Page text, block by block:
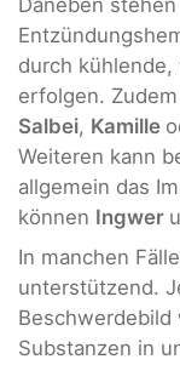
durch kühlende,
erfolgen.
Salbei, Kamille
Weiteren kann
allgemein das
können Ingwer
In manchen
unterstützend.
Substanzen in